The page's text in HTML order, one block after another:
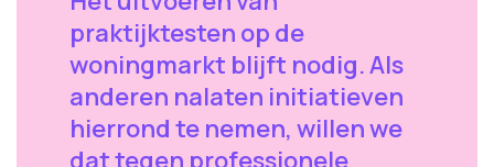
praktijktesten op de
woningmarkt blijft nodig. Als
anderen nalaten initiatieven
hierrond te nemen, willen we
dat tegen professionele